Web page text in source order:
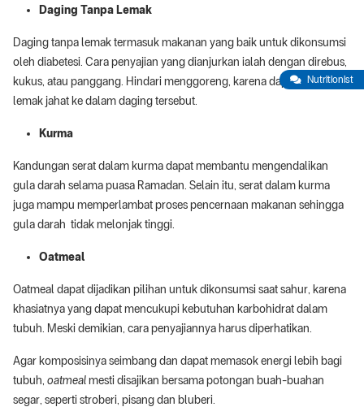
Daging Tanpa Lemak
Daging tanpa lemak termasuk makanan yang baik untuk dikonsumsi
oleh diabetesi. Cara penyajian yang dianjurkan ialah dengan direbus,
kukus, atau panggang. Hindari menggoreng, karena dapat memasok
lemak jahat ke dalam daging tersebut.
Kurma
Kandungan serat dalam kurma dapat membantu mengendalikan
gula darah selama puasa Ramadan. Selain itu, serat dalam kurma
juga mampu memperlambat proses pencernaan makanan sehingga
gula darah tidak melonjak tinggi.
Oatmeal
Oatmeal dapat dijadikan pilihan untuk dikonsumsi saat sahur, karena
khasiatnya yang dapat mencukupi kebutuhan karbohidrat dalam
tubuh. Meski demikian, cara penyajiannya harus diperhatikan.
Agar komposisinya seimbang dan dapat memasok energi lebih bagi
tubuh, oatmealmesti disajikan bersama potongan buah-buahan
segar, seperti stroberi, pisang dan bluberi.
Nutritionist